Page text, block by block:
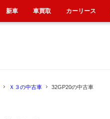
Ｘ３の中古車 32GP20の中古車
新車 車買取 カーリース